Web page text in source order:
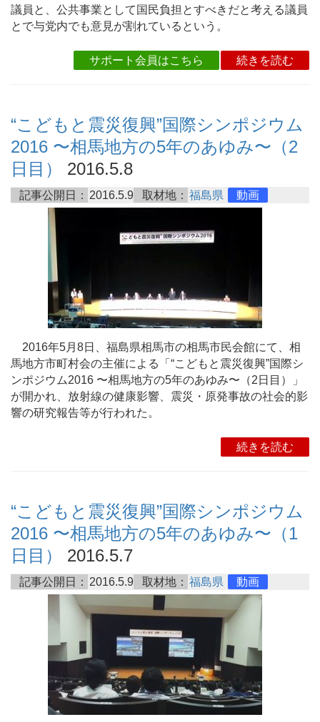
議員と、公共事業として国民負担とすべきだと考える議員
とで与党内でも意見が割れているという。
サポート会員はこちら 続きを読む
“こどもと震災復興”国際シンポジウム
2016 〜相馬地方の5年のあゆみ〜（2
日目）
2016.5.8
記事公開日： 2016.5.9 取材地： 福島県 動画
2016年5月8日、福島県相馬市の相馬市民会館にて、相
馬地方市町村会の主催による「“こどもと震災復興”国際シ
ンポジウム2016 〜相馬地方の5年のあゆみ〜（2日目）」
が開かれ、放射線の健康影響、震災・原発事故の社会的影
響の研究報告等が行われた。
続きを読む
“こどもと震災復興”国際シンポジウム
2016 〜相馬地方の5年のあゆみ〜（1
日目）
2016.5.7
記事公開日： 2016.5.9 取材地： 福島県 動画